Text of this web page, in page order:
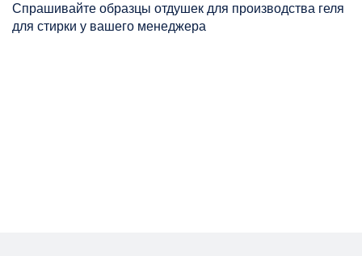
Спрашивайте образцы отдушек для производства геля
для стирки у вашего менеджера